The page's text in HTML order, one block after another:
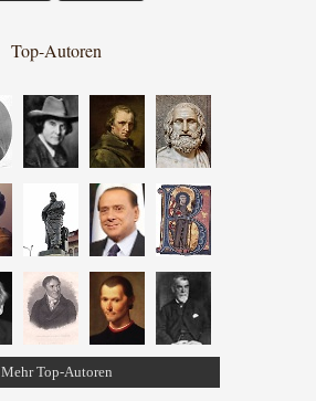
Top-Autoren
Mehr Top-Autoren